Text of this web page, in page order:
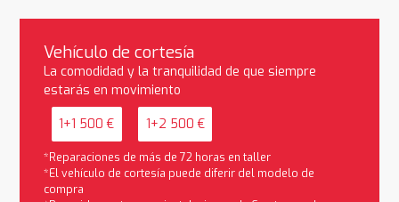
Vehículo de cortesía
La comodidad y la tranquilidad de que siempre
estarás en movimiento
1+1 500 € 1+2 500 €
*Reparaciones de más de 72 horas en taller
*El vehículo de cortesía puede diferir del modelo de
compra